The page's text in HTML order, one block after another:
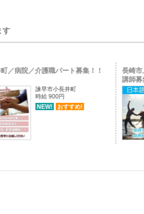
す
／病院／介護職パート募集！！
諫早市小長井町
時給 900円
NEW!
おすすめ!
長崎市
講師